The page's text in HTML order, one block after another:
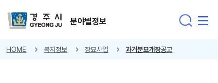
분야별정보
HOME 복지정보 장묘사업 과거분묘개장공고